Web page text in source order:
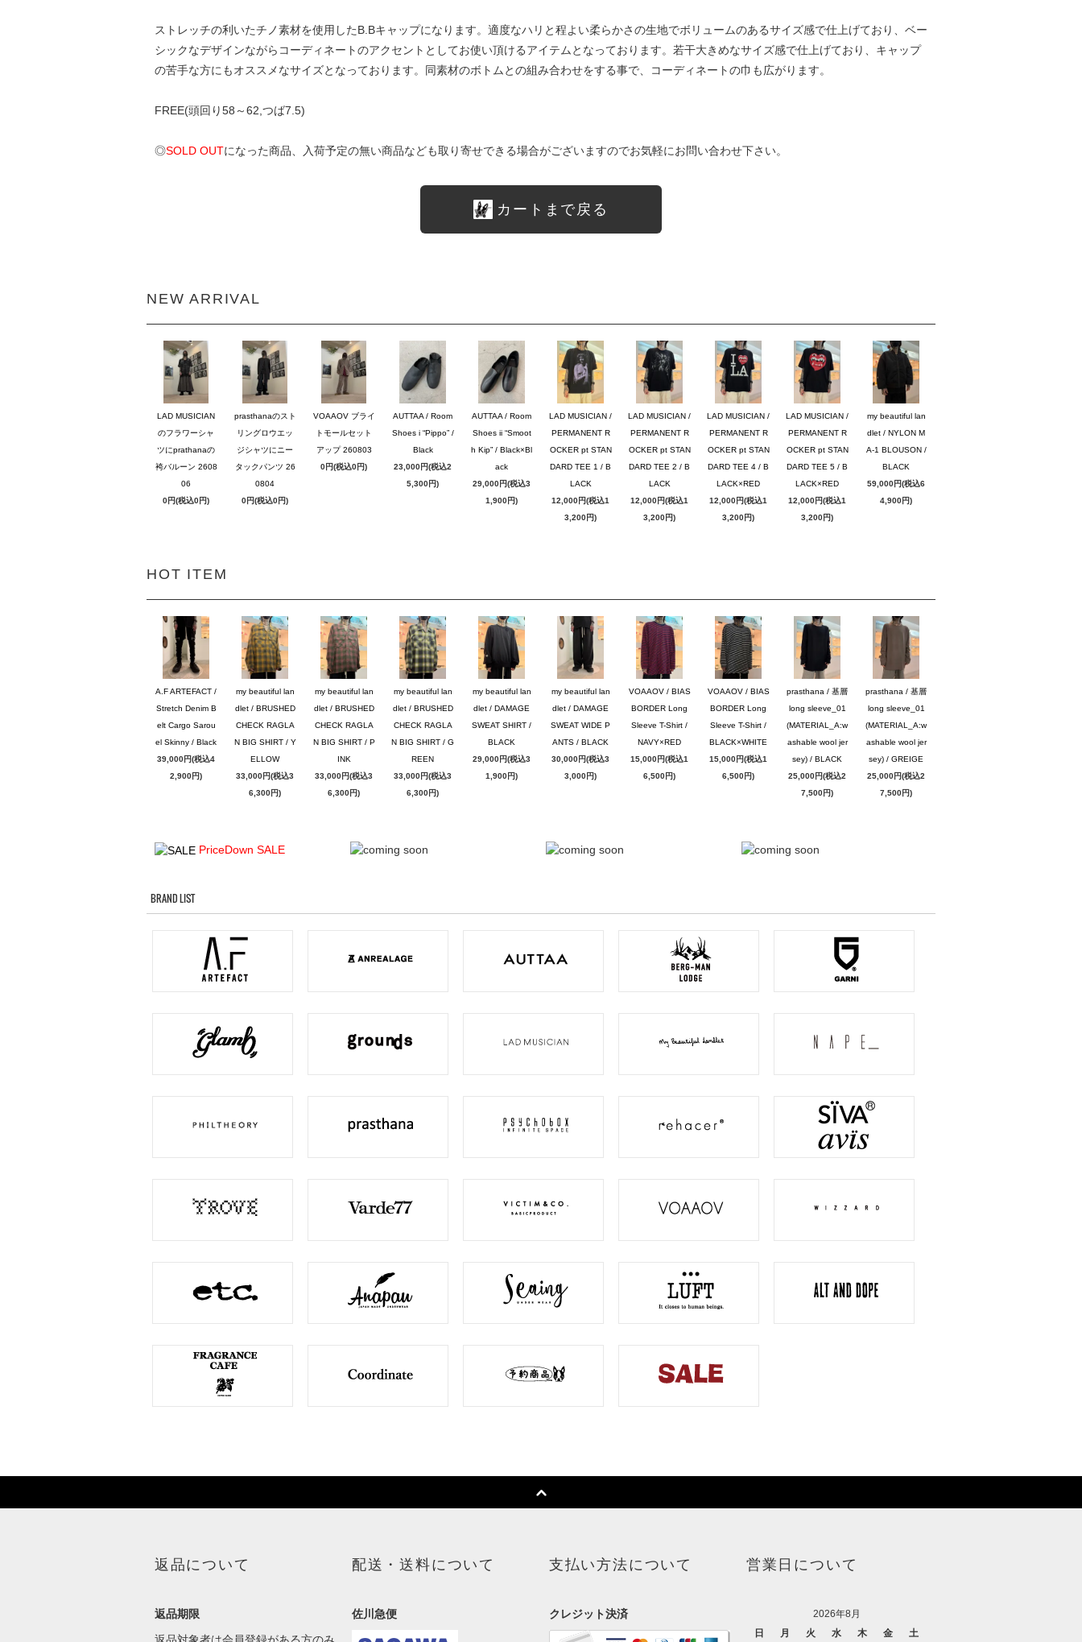
ストレッチの利いたチノ素材を使用したB.Bキャップになります。適度なハリと程よい柔らかさの生地でボリュームのあるサイズ感で仕上げており、ベー
シックなデザインながらコーディネートのアクセントとしてお使い頂けるアイテムとなっております。若干大きめなサイズ感で仕上げており、キャップ
の苦手な方にもオススメなサイズとなっております。同素材のボトムとの組み合わせをする事で、コーディネートの巾も広がります。
FREE(頭回り58～62,つば7.5)
◎SOLD OUTになった商品、入荷予定の無い商品なども取り寄せできる場合がございますのでお気軽にお問い合わせ下さい。
カートまで戻る
NEW ARRIVAL
LAD MUSICIAN
のフラワーシャ
ツにprathanaの
袴バルーン 2608
06
0円(税込0円)
prasthanaのスト
リングロウエッ
ジシャツにニー
タックパンツ 26
0804
0円(税込0円)
VOAAOV ブライ
トモールセット
アップ 260803
0円(税込0円)
AUTTAA / Room
Shoes i “Pippo” /
Black
23,000円(税込2
5,300円)
AUTTAA / Room
Shoes ii “Smoot
h Kip” / Black×Bl
ack
29,000円(税込3
1,900円)
LAD MUSICIAN /
PERMANENT R
OCKER pt STAN
DARD TEE 1 / B
LACK
12,000円(税込1
3,200円)
LAD MUSICIAN /
PERMANENT R
OCKER pt STAN
DARD TEE 2 / B
LACK
12,000円(税込1
3,200円)
LAD MUSICIAN /
PERMANENT R
OCKER pt STAN
DARD TEE 4 / B
LACK×RED
12,000円(税込1
3,200円)
LAD MUSICIAN /
PERMANENT R
OCKER pt STAN
DARD TEE 5 / B
LACK×RED
12,000円(税込1
3,200円)
my beautiful lan
dlet / NYLON M
A-1 BLOUSON /
BLACK
59,000円(税込6
4,900円)
HOT ITEM
A.F ARTEFACT /
Stretch Denim B
elt Cargo Sarou
el Skinny / Black
39,000円(税込4
2,900円)
my beautiful lan
dlet / BRUSHED
CHECK RAGLA
N BIG SHIRT / Y
ELLOW
33,000円(税込3
6,300円)
my beautiful lan
dlet / BRUSHED
CHECK RAGLA
N BIG SHIRT / P
INK
33,000円(税込3
6,300円)
my beautiful lan
dlet / BRUSHED
CHECK RAGLA
N BIG SHIRT / G
REEN
33,000円(税込3
6,300円)
my beautiful lan
dlet / DAMAGE
SWEAT SHIRT /
BLACK
29,000円(税込3
1,900円)
my beautiful lan
dlet / DAMAGE
SWEAT WIDE P
ANTS / BLACK
30,000円(税込3
3,000円)
VOAAOV / BIAS
BORDER Long
Sleeve T-Shirt /
NAVY×RED
15,000円(税込1
6,500円)
VOAAOV / BIAS
BORDER Long
Sleeve T-Shirt /
BLACK×WHITE
15,000円(税込1
6,500円)
prasthana / 基層
long sleeve_01
(MATERIAL_A:w
ashable wool jer
sey) / BLACK
25,000円(税込2
7,500円)
prasthana / 基層
long sleeve_01
(MATERIAL_A:w
ashable wool jer
sey) / GREIGE
25,000円(税込2
7,500円)
PriceDown SALE
BRAND LIST
返品について
返品期限
配送・送料について
佐川急便
支払い方法について
クレジット決済
営業日について
2026年8月
日
月 火 水 木 金 土